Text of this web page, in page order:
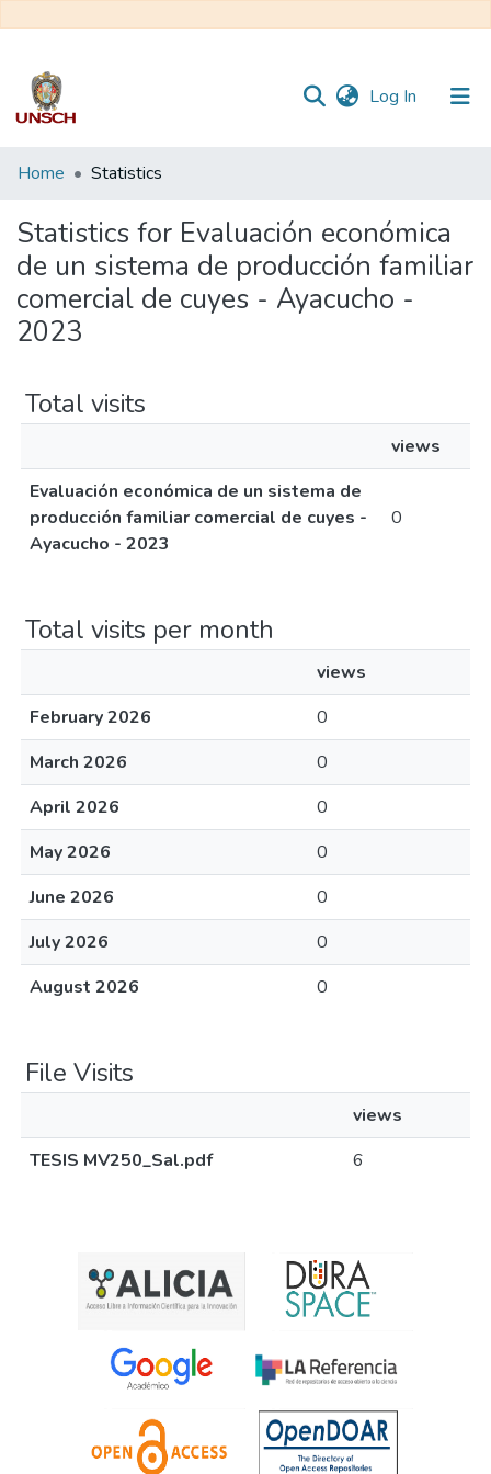
Log In (current)
Communities
Collections
All of DSpace
Home Statistics
Statistics for Evaluación económica
de un sistema de producción familiar
comercial de cuyes - Ayacucho -
2023
Total visits
views
Evaluación económica de un sistema de
producción familiar comercial de cuyes -
Ayacucho - 2023
0
Total visits per month
views
February 2026
0
March 2026
0
April 2026
0
May 2026
0
June 2026
0
July 2026
0
August 2026
0
File Visits
views
TESIS MV250_Sal.pdf
6